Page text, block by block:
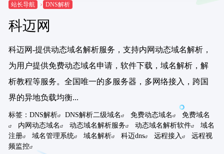
站长导航 DNS解析
科迈网
科迈网-提供动态域名解析服务，支持内网动态域名解析，
为用户提供免费动态域名申请，软件下载，域名解析，解
析教程等服务。全国唯一的多服务器，多网络接入，跨国
界的异地负载均衡...
标签： DNS解析 DNS解析二级域名 免费动态域名
免费域名
内网动态域名
动态域名解析服务 动态域名解析软件
域名
注册
域名管理系统 域名解析 科迈dns 远程接入
远程视
频监控